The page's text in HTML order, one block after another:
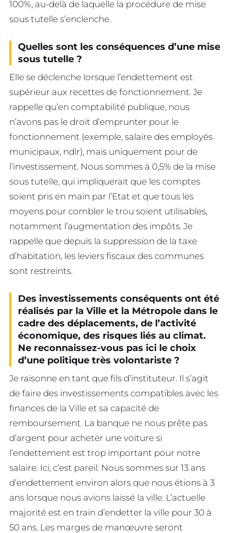
100%, au-delà de laquelle la procédure de mise
sous tutelle s’enclenche.
Quelles sont les conséquences d’une mise
sous tutelle ?
Elle se déclenche lorsque l’endettement est
supérieur aux recettes de fonctionnement. Je
rappelle qu’en comptabilité publique, nous
n’avons pas le droit d’emprunter pour le
fonctionnement (exemple, salaire des employés
municipaux, ndlr), mais uniquement pour de
l’investissement. Nous sommes à 0,5% de la mise
sous tutelle, qui impliquerait que les comptes
soient pris en main par l’Etat et que tous les
moyens pour combler le trou soient utilisables,
notamment l’augmentation des impôts. Je
rappelle que depuis la suppression de la taxe
d’habitation, les leviers fiscaux des communes
sont restreints.
Des investissements conséquents ont été
réalisés par la Ville et la Métropole dans le
cadre des déplacements, de l’activité
économique, des risques liés au climat.
Ne reconnaissez-vous pas ici le choix
d’une politique très volontariste ?
Je raisonne en tant que fils d’instituteur. Il s’agit
de faire des investissements compatibles avec les
finances de la Ville et sa capacité de
remboursement. La banque ne nous prête pas
d’argent pour acheter une voiture si
l’endettement est trop important pour notre
salaire. Ici, c’est pareil. Nous sommes sur 13 ans
d’endettement environ alors que nous étions à 3
ans lorsque nous avions laissé la ville. L’actuelle
majorité est en train d’endetter la ville pour 30 à
50 ans. Les marges de manœuvre seront